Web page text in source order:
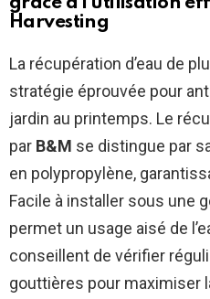
Harvesting
La récupération d’eau de
stratégie éprouvée pour
jardin au printemps. Le
par B&M se distingue par
en polypropylène,
Facile à installer sous une
permet un usage aisé de
conseillent de vérifier
gouttières pour maximiser